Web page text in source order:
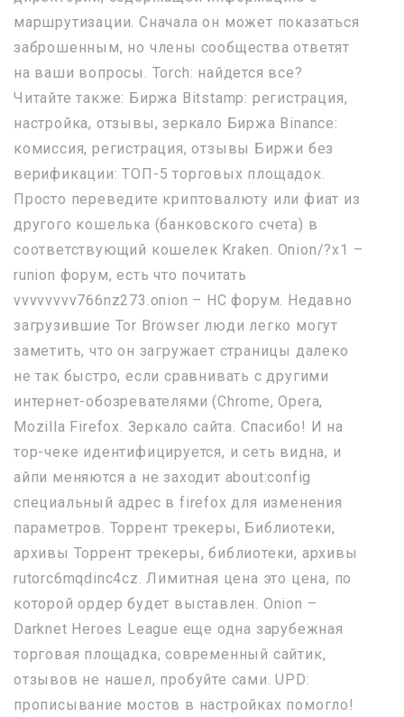
маршрутизации. Сначала он может показаться
заброшенным, но члены сообщества ответят
на ваши вопросы. Torch: найдется все?
Читайте также: Биржа Bitstamp: регистрация,
настройка, отзывы, зеркало Биржа Binance:
комиссия, регистрация, отзывы Биржи без
верификации: ТОП-5 торговых площадок.
Просто переведите криптовалюту или фиат из
другого кошелька (банковского счета) в
соответствующий кошелек Kraken. Onion/?x1 –
runion форум, есть что почитать
vvvvvvvv766nz273.onion – НС форум. Недавно
загрузившие Tor Browser люди легко могут
заметить, что он загружает страницы далеко
не так быстро, если сравнивать с другими
интернет-обозревателями (Chrome, Opera,
Mozilla Firefox. Зеркало сайта. Спасибо! И на
тор-чеке идентифицируется, и сеть видна, и
айпи меняются а не заходит about:config
специальный адрес в firefox для изменения
параметров. Торрент трекеры, Библиотеки,
архивы Торрент трекеры, библиотеки, архивы
rutorc6mqdinc4cz. Лимитная цена это цена, по
которой ордер будет выставлен. Onion –
Darknet Heroes League еще одна зарубежная
торговая площадка, современный сайтик,
отзывов не нашел, пробуйте сами. UPD:
прописывание мостов в настройках помогло!